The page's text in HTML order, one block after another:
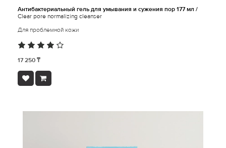
Антибактериальный гель для умывания и сужения пор 177 мл /
Clear pore normalizing cleanser
Для проблемной кожи
17 250 ₸